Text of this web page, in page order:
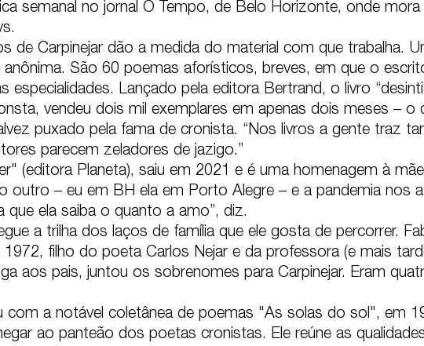
semanal no jornal O Tempo, de Belo Horizonte, onde
de Carpinejar dão a medida do material com que trabalha.
São 60 poemas aforísticos, breves, em que o
especialidades. Lançado pela editora Bertrand, o livro
vendeu dois mil exemplares em apenas dois meses – o
puxado pela fama de cronista. “Nos livros a gente traz
parecem zeladores de jazigo.”
(editora Planeta), saiu em 2021 e é uma homenagem à
outro – eu em BH ela em Porto Alegre – e a pandemia nos
que ela saiba o quanto a amo”, diz.
a trilha dos laços de família que ele gosta de percorrer.
filho do poeta Carlos Nejar e da professora (e mais
aos pais, juntou os sobrenomes para Carpinejar. Eram
com a notável coletânea de poemas "As solas do sol", em
ao panteão dos poetas cronistas. Ele reúne as